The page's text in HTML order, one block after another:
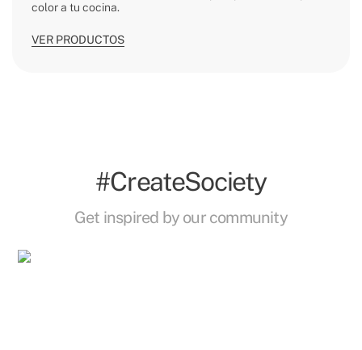
color a tu cocina.
VER PRODUCTOS
#CreateSociety
Get inspired by our community